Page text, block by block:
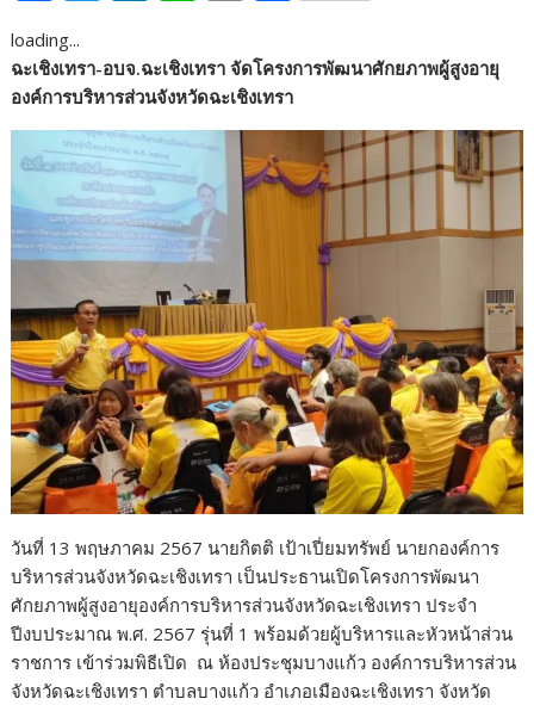
e
b
o
o
k
itt
er
k
e
dI
n
e p
y
Li
n
k
ar
e
loading...
ฉะเชิงเทรา-อบจ.ฉะเชิงเทรา จัดโครงการพัฒนาศักยภาพผู้สูงอายุ
องค์การบริหารส่วนจังหวัดฉะเชิงเทรา
วันที่ 13 พฤษภาคม 2567 นายกิตติ เป้าเปี่ยมทรัพย์ นายกองค์การ
บริหารส่วนจังหวัดฉะเชิงเทรา เป็นประธานเปิดโครงการพัฒนา
ศักยภาพผู้สูงอายุองค์การบริหารส่วนจังหวัดฉะเชิงเทรา ประจำ
ปีงบประมาณ พ.ศ. 2567 รุ่นที่ 1 พร้อมด้วยผู้บริหารและหัวหน้าส่วน
ราชการ เข้าร่วมพิธีเปิด ณ ห้องประชุมบางแก้ว องค์การบริหารส่วน
จังหวัดฉะเชิงเทรา ตำบลบางแก้ว อำเภอเมืองฉะเชิงเทรา จังหวัด